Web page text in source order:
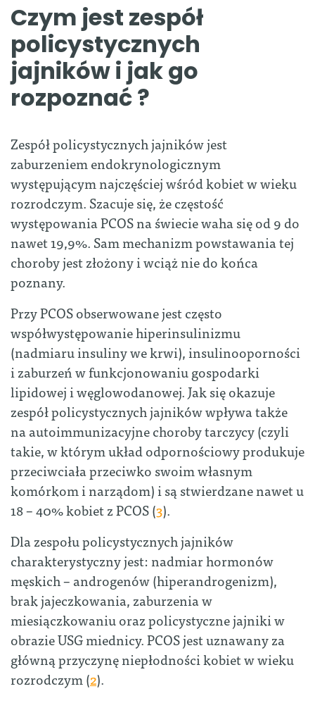
Czym jest zespół
policystycznych
jajników i jak go
rozpoznać ?
Zespół policystycznych jajników jest
zaburzeniem endokrynologicznym
występującym najczęściej wśród kobiet w wieku
rozrodczym. Szacuje się, że częstość
występowania PCOS na świecie waha się od 9 do
nawet 19,9%. Sam mechanizm powstawania tej
choroby jest złożony i wciąż nie do końca
poznany.
Przy PCOS obserwowane jest często
współwystępowanie hiperinsulinizmu
(nadmiaru insuliny we krwi), insulinooporności
i zaburzeń w funkcjonowaniu gospodarki
lipidowej i węglowodanowej. Jak się okazuje
zespół policystycznych jajników wpływa także
na autoimmunizacyjne choroby tarczycy (czyli
takie, w którym układ odpornościowy produkuje
przeciwciała przeciwko swoim własnym
komórkom i narządom) i są stwierdzane nawet u
18 – 40% kobiet z PCOS (3).
Dla zespołu policystycznych jajników
charakterystyczny jest: nadmiar hormonów
męskich – androgenów (hiperandrogenizm),
brak jajeczkowania, zaburzenia w
miesiączkowaniu oraz policystyczne jajniki w
obrazie USG miednicy. PCOS jest uznawany za
główną przyczynę niepłodności kobiet w wieku
rozrodczym (2).